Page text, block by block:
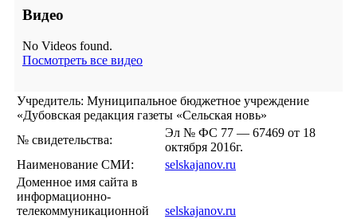
Видео
No Videos found.
Посмотреть все видео
Учредитель: Муниципальное бюджетное учреждение
«Дубовская редакция газеты «Сельская новь»
№ свидетельства:
Эл № ФС 77 — 67469 от 18
октября 2016г.
Наименование СМИ:
selskajanov.ru
Доменное имя сайта в
информационно-
телекоммуникационной
selskajanov.ru